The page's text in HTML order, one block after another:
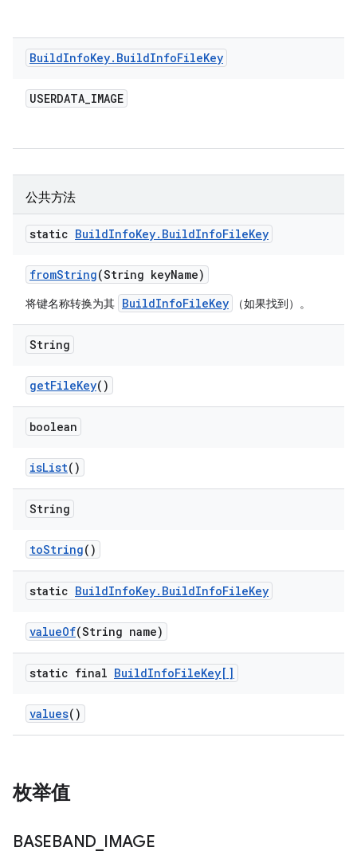
BuildInfoKey. BuildInfoFileKey
USERDATA_IMAGE
公共方法
static BuildInfoKey. BuildInfoFileKey
fromString(String keyName)
将键名称转换为其 BuildInfoFileKey （如果找到）。
String
getFileKey()
boolean
isList()
String
toString()
static BuildInfoKey. BuildInfoFileKey
valueOf(String name)
static final BuildInfoFileKey[]
values()
枚举值
BASEBAND IMAGE